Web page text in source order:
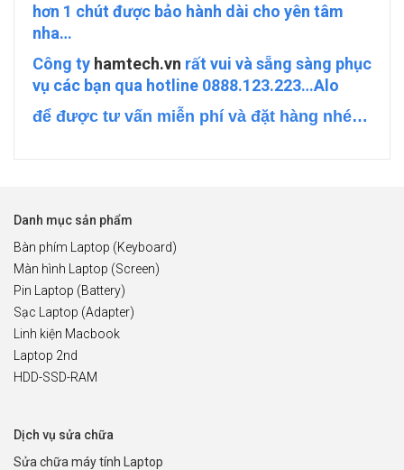
hơn 1 chút được bảo hành dài cho yên tâm
nha…
Công ty hamtech.vn rất vui và sẵng sàng phục
vụ các bạn qua hotline 0888.123.223…Alo
để được tư vấn miễn phí và đặt hàng nhé…
Danh mục sản phẩm
Bàn phím Laptop (Keyboard)
Màn hình Laptop (Screen)
Pin Laptop (Battery)
Sạc Laptop (Adapter)
Linh kiện Macbook
Laptop 2nd
HDD-SSD-RAM
Dịch vụ sửa chữa
Sửa chữa máy tính Laptop